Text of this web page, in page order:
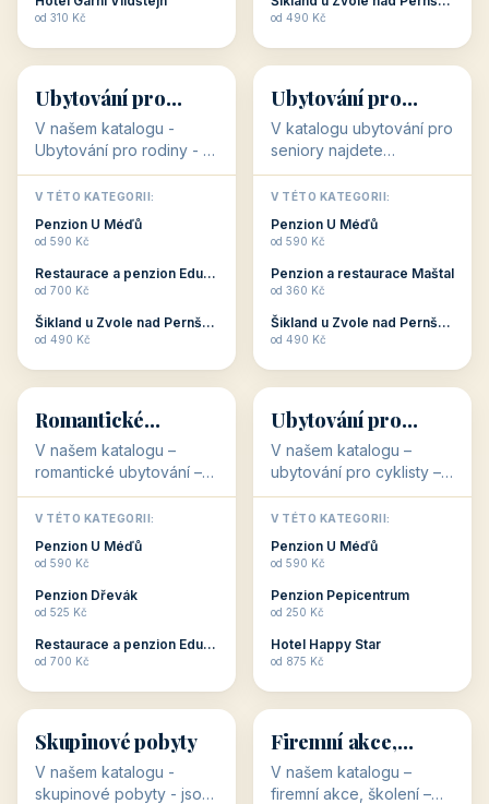
od 310 Kč od 490 Kč
👨‍👩‍👧‍👦
👨‍👩‍👧‍👦
34 objektů
Ubytování pro
rodiny
V našem katalogu -
Ubytování pro rodiny -
jsou pro Vás připraveny
objekty, které svojí
polohou či vybaveností,
nabízí klidné ubytování
V TÉTO KATEGORII:
Penzion U Méďů
od 590 Kč
Restaurace a penzion Eduard
od 700 Kč
Šikland u Zvole nad Pernštejnem
od 490 Kč
🧓
🧓
33 objektů
Ubytování pro
seniory
V katalogu ubytování pro
seniory najdete
penziony a hotely, které
jsou přizpůsobeny pro
ubytování klientů vyššího
věku. Některé z nich
V TÉTO KATEGORII:
Penzion U Méďů
od 590 Kč
Penzion a restaurace Maštal
od 360 Kč
Šikland u Zvole nad Pernštejnem
od 490 Kč
💕
💕
Romantické
ubytování
V našem katalogu –
romantické ubytování –
jsou pro Vás připraveny
objekty, které svojí
stavbou, polohou anebo
zaměřením nabízí
Romantické ...
V TÉTO KATEGORII:
Penzion U Méďů
od 590 Kč
Penzion Dřevák
od 525 Kč
Restaurace a penzion Eduard
od 700 Kč
🚴
🚴
32 objektů
Ubytování pro
cyklisty
V našem katalogu –
ubytování pro cyklisty –
jsou pro Vás připraveny
objekty, které jsou na
milovníky cykloturistiky
připraveny. Většinou mají
V TÉTO KATEGORII:
Penzion U Méďů
od 590 Kč
Penzion Pepicentrum
od 250 Kč
Hotel Happy Star
od 875 Kč
👥
👥
32 objektů
Skupinové pobyty
V našem katalogu -
skupinové pobyty - jsou
💼
💼
31 objektů
Firemní akce,
školení
V našem katalogu –
firemní akce, školení –